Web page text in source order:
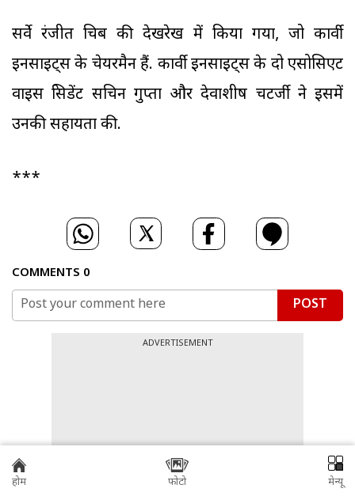
सर्वे रंजीत चिब की देखरेख में किया गया, जो कार्वी
इनसाइट्स के चेयरमैन हैं. कार्वी इनसाइट्स के दो एसोसिएट
वाइस प्रेसिडेंट सचिन गुप्ता और देवाशीष चटर्जी ने इसमें
उनकी सहायता की.
***
COMMENTS 0
POST
ADVERTISEMENT
होम फोटो मेन्यू